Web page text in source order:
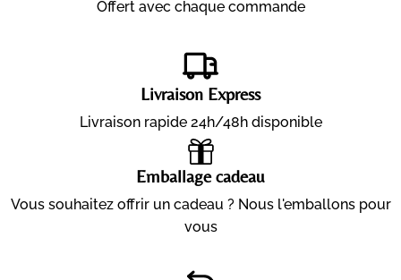
Offert avec chaque commande
Livraison Express
Livraison rapide 24h/48h disponible
Emballage cadeau
Vous souhaitez offrir un cadeau ? Nous l'emballons pour
vous